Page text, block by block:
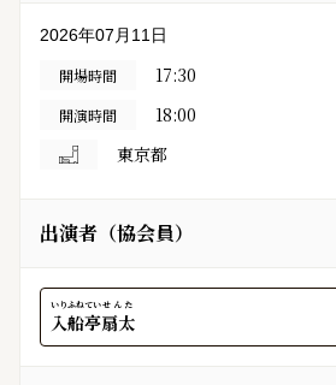
2026年07月11日
開場時間 17:30
開演時間
18:00
東京都
出演者（協会員）
入船亭
いりふねてい
扇太
せんた